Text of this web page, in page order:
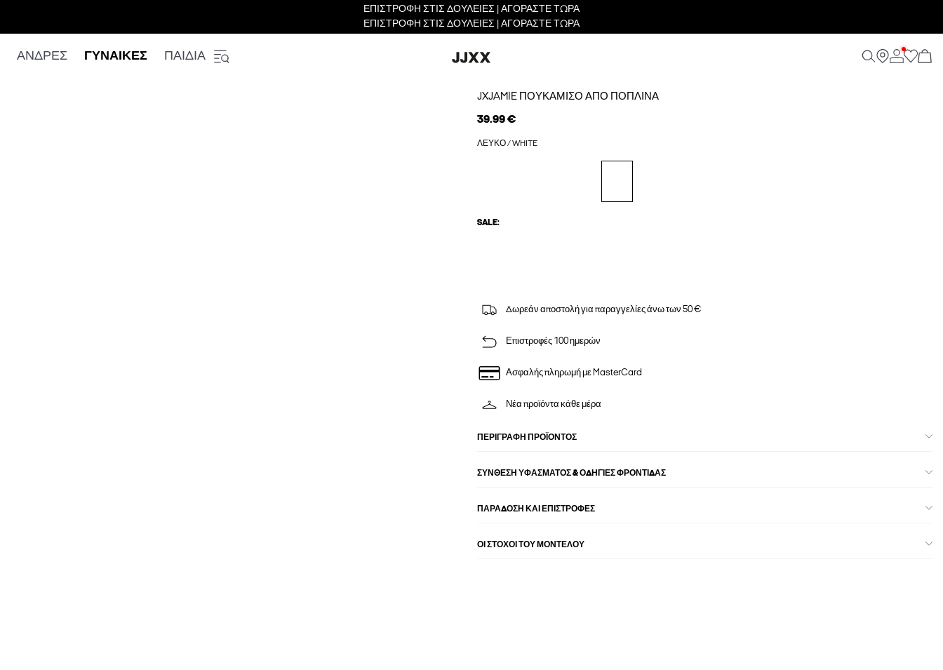
ΕΠΙΣΤΡΟΦΗ ΣΤΙΣ ΔΟΥΛΕΙΕΣ | ΑΓΟΡΑΣΤΕ ΤΩΡΑ
ΕΠΙΣΤΡΟΦΗ ΣΤΙΣ ΔΟΥΛΕΙΕΣ | ΑΓΟΡΑΣΤΕ ΤΩΡΑ
ΑΝΔΡΕΣ ΓΥΝΑΙΚΕΣ ΠΑΙΔΙΑ
JXJAMIE ΠΟΥΚΆΜΙΣΟ ΑΠΌ ΠΟΠΛΊΝΑ
39.99 €
ΛΕΥΚΌ / WHITE
SALE:
Δωρεάν αποστολή για παραγγελίες άνω των 50 €
Επιστροφές 100 ημερών
Ασφαλής πληρωμή με MasterCard
Νέα προϊόντα κάθε μέρα
ΠΕΡΙΓΡΑΦΉ ΠΡΟΪΌΝΤΟΣ
ΣΎΝΘΕΣΗ ΥΦΆΣΜΑΤΟΣ & ΟΔΗΓΊΕΣ ΦΡΟΝΤΊΔΑΣ
ΠΑΡΑΔΟΣΗ ΚΑΙ ΕΠΙΣΤΡΟΦΕΣ
ΟΙ ΣΤΌΧΟΙ ΤΟΥ ΜΟΝΤΈΛΟΥ